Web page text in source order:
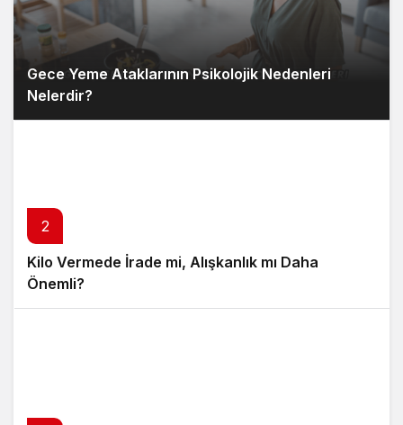
Gece Yeme Ataklarının Psikolojik Nedenleri
Nelerdir?
2
Kilo Vermede İrade mi, Alışkanlık mı Daha
Önemli?